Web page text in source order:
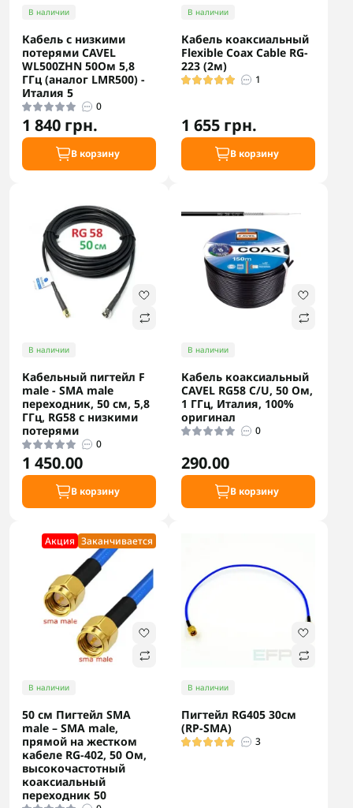
В наличии
Кабель с низкими
потерями CAVEL
WL500ZHN 50Ом 5,8
ГГц (аналог LMR500) -
Италия 5
0
1 840 грн.
В корзину
В наличии
Кабель коаксиальный
Flexible Coax Cable RG-
223 (2м)
1
1 655 грн.
В корзину
В наличии
Кабельный пигтейл F
male - SMA male
переходник, 50 см, 5,8
ГГц, RG58 с низкими
потерями
0
1 450.00
В корзину
В наличии
Кабель коаксиальный
CAVEL RG58 C/U, 50 Ом,
1 ГГц, Италия, 100%
оригинал
0
290.00
В корзину
Акция Заканчивается
В наличии
50 см Пигтейл SMA
male – SMA male,
прямой на жестком
кабеле RG-402, 50 Ом,
высокочастотный
коаксиальный
переходник 50
В наличии
Пигтейл RG405 30см
(RP-SMA)
3